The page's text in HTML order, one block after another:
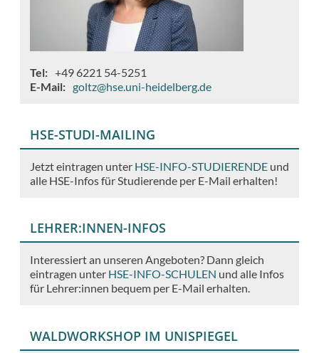
Tel
+49 6221 54-5251
E-Mail
goltz@hse.uni-heidelberg.de
HSE-STUDI-MAILING
Jetzt eintragen unter HSE-INFO-STUDIERENDE und
alle HSE-Infos für Studierende per E-Mail erhalten!
LEHRER:INNEN-INFOS
Interessiert an unseren Angeboten? Dann gleich
eintragen unter HSE-INFO-SCHULEN und alle Infos
für Lehrer:innen bequem per E-Mail erhalten.
WALDWORKSHOP IM UNISPIEGEL